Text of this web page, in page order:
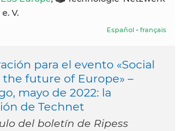
V.
Español - français
para el evento «Social
the future of Europe» –
mayo de 2022: la
de Technet
del boletín de Ripess